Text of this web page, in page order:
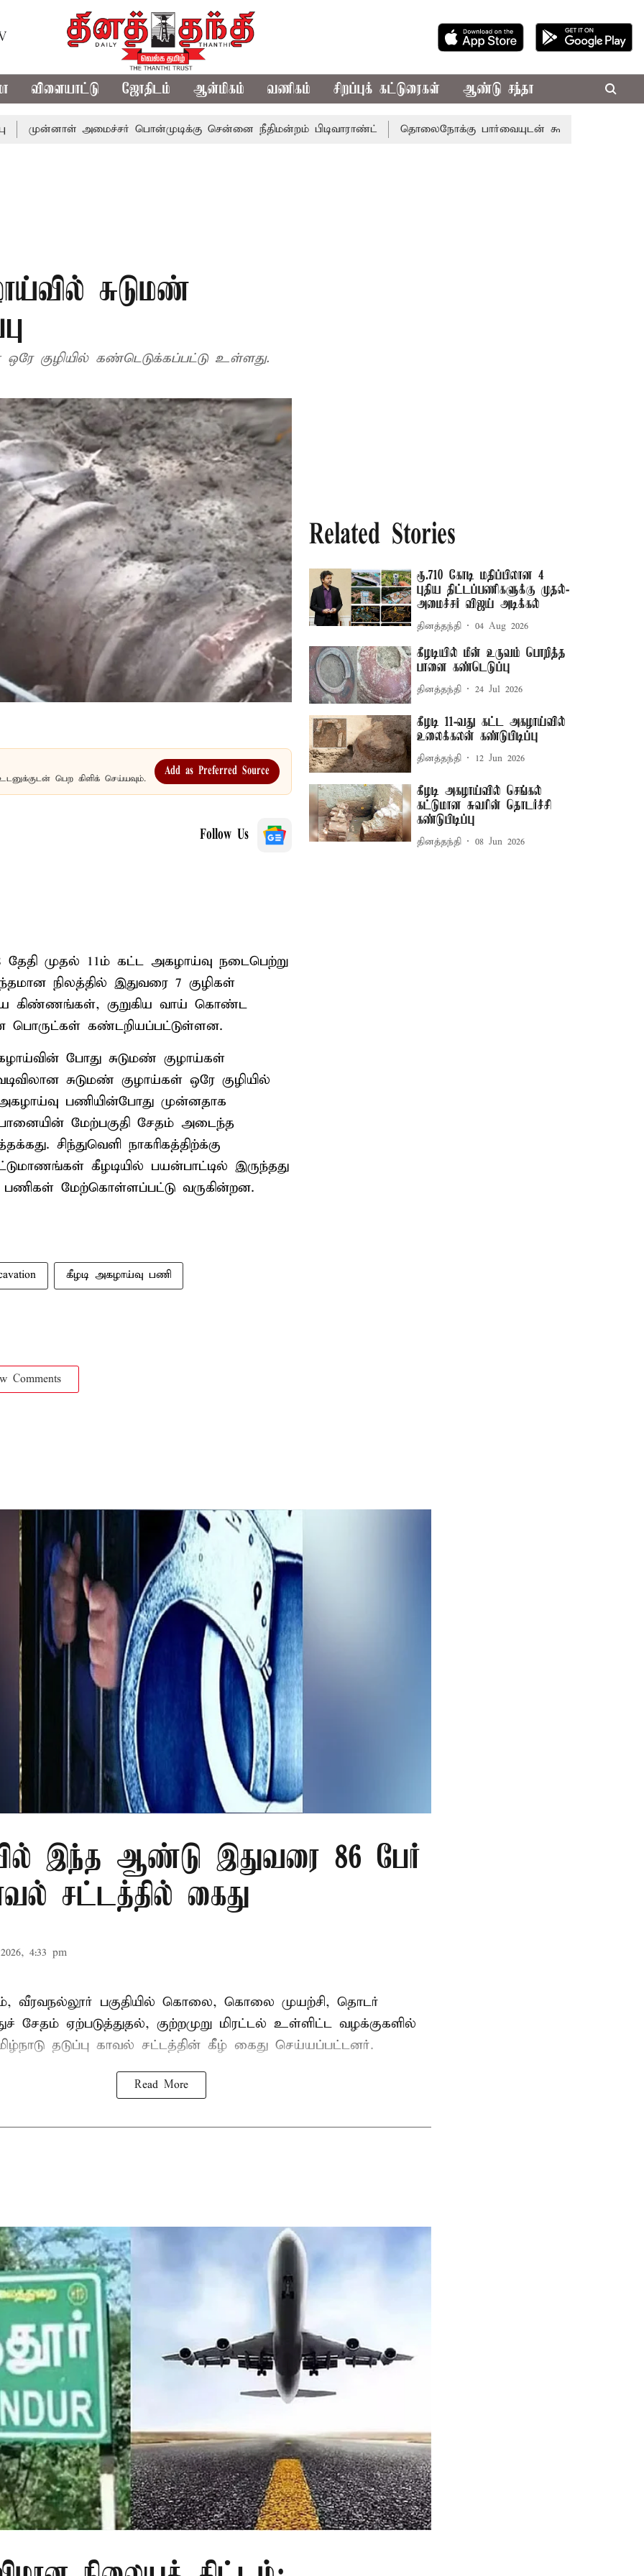
விளையாட்டு ஜோதிடம் ஆன்மிகம் வணிகம் சிறப்புக் கட்டுரைகள் ஆண்டு சந்தா
அமைச்சர் பொன்முடிக்கு சென்னை நீதிமன்றம் பிடிவாராண்ட் தொலைநோக்கு பார்வையுடன் கூடிய வேளாண் பட்ஜெட்:
சுடுமண்
ஒரே குழியில் கண்டெடுக்கப்பட்டு உள்ளது.
பெற கிளிக் செய்யவும்.
Add as Preferred Source
Follow Us
தேதி முதல் 11ம் கட்ட அகழாய்வு நடைபெற்று
நிலத்தில் இதுவரை 7 குழிகள்
கிண்ணங்கள், குறுகிய வாய் கொண்ட
பொருட்கள் கண்டறியப்பட்டுள்ளன.
போது சுடுமண் குழாய்கள்
சுடுமண் குழாய்கள் ஒரே குழியில்
பணியின்போது முன்னதாக
பானையின் மேற்பகுதி சேதம் அடைந்த
சிந்துவெளி நாகரிகத்திற்க்கு
கீழடியில் பயன்பாட்டில் இருந்தது
பணிகள் மேற்கொள்ளப்பட்டு வருகின்றன.
கீழடி அகழாய்வு பணி
Comments
Related Stories
ரூ.710 கோடி மதிப்பிலான 4
புதிய திட்டப்பணிகளுக்கு முதல்-
அமைச்சர் விஜய் அடிக்கல்
தினத்தந்தி 04 Aug 2026
கீழடியில் மீன் உருவம் பொறித்த
பானை கண்டெடுப்பு
தினத்தந்தி 24 Jul 2026
கீழடி 11-வது கட்ட அகழாய்வில்
உலைக்கலன் கண்டுபிடிப்பு
தினத்தந்தி 12 Jun 2026
கீழடி அகழாய்வில் செங்கல்
கட்டுமான சுவரின் தொடர்ச்சி
கண்டுபிடிப்பு
தினத்தந்தி 08 Jun 2026
இந்த ஆண்டு இதுவரை 86 பேர்
சட்டத்தில் கைது
4:33 pm
வீரவநல்லூர் பகுதியில் கொலை, கொலை முயற்சி, தொடர்
சேதம் ஏற்படுத்துதல், குற்றமுறு மிரட்டல் உள்ளிட்ட வழக்குகளில்
தடுப்பு காவல் சட்டத்தின் கீழ் கைது செய்யப்பட்டனர்.
Read More